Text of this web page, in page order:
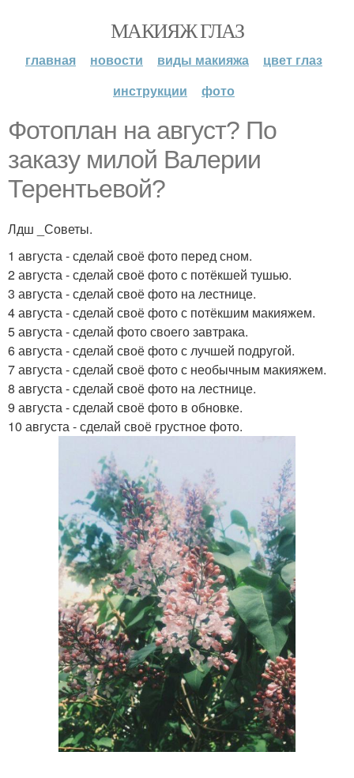
МАКИЯЖ ГЛАЗ
главная новости виды макияжа
цвет глаз
инструкции
фото
Фотоплан на август? По
заказу милой Валерии
Терентьевой?
Лдш _Советы.
1 августа - сделай своё фото перед сном.
2 августа - сделай своё фото с потёкшей тушью.
3 августа - сделай своё фото на лестнице.
4 августа - сделай своё фото с потёкшим макияжем.
5 августа - сделай фото своего завтрака.
6 августа - сделай своё фото с лучшей подругой.
7 августа - сделай своё фото с необычным макияжем.
8 августа - сделай своё фото на лестнице.
9 августа - сделай своё фото в обновке.
10 августа - сделай своё грустное фото.